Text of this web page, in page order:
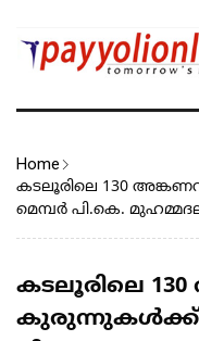
Home
കടലൂരിലെ 130
മെമ്പർ പി.കെ.
കടലൂരിലെ
കുരുന്നുകൾക്ക്